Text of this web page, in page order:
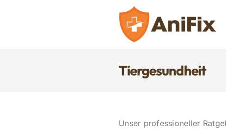
Tiergesundheit
Unser professioneller